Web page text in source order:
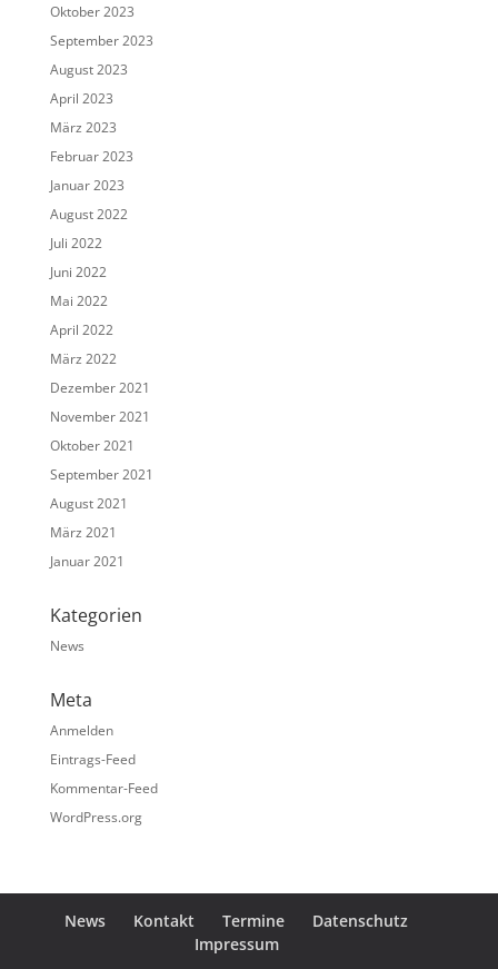
Oktober 2023
September 2023
August 2023
April 2023
März 2023
Februar 2023
Januar 2023
August 2022
Juli 2022
Juni 2022
Mai 2022
April 2022
März 2022
Dezember 2021
November 2021
Oktober 2021
September 2021
August 2021
März 2021
Januar 2021
Kategorien
News
Meta
Anmelden
Eintrags-Feed
Kommentar-Feed
WordPress.org
News Kontakt Termine
Datenschutz
Impressum